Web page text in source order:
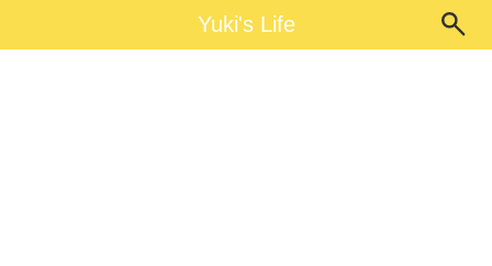
Yuki's LifeYuki's Life